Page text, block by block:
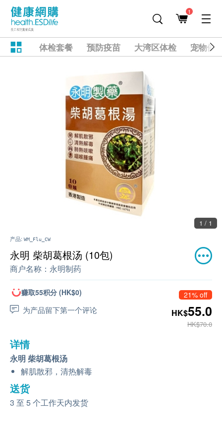
1
体检套餐 预防疫苗 大湾区体检 宠物健
1 / 1
产品: WM_Flu_CW
永明 柴胡葛根汤 (10包)
商户名称： 永明制药
赚取55积分 (HK$0)
为产品留下第一个评论
21% off
HK$55.0
HK$70.0
详情
永明 柴胡葛根汤
解肌散邪，清热解毒
送货
3 至 5 个工作天内发货